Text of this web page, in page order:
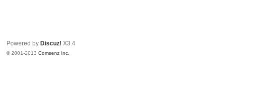
Powered by Discuz! X3.4
© 2001-2013Comsenz Inc.